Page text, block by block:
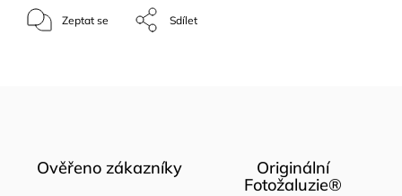
Zeptat se Sdílet
Ověřeno zákazníky
Originální
Fotožaluzie®